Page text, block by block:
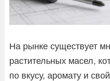
На рынке существует
растительных масел,
по вкусу, аромату и